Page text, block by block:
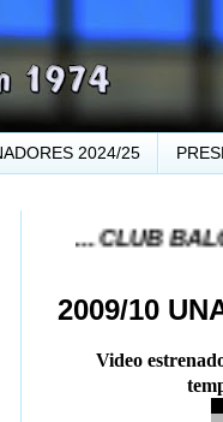
2024/25
CLUB
2009/10
Video